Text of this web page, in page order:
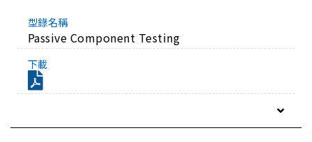
Passive Component Testing